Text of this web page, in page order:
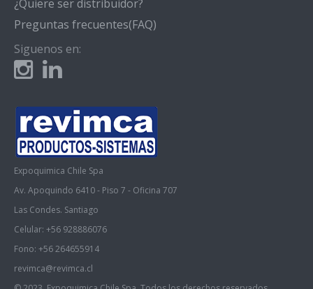
¿Quiere ser distribuidor?
Preguntas frecuentes(FAQ)
Siguenos en:
Expoquimica Chile Spa
Av. Apoquindo 6410 - Piso 7 - Oficina 707
Las Condes. Santiago
Celular: +56 928886076
Fono: +56 264655914
revimca@revimca.cl